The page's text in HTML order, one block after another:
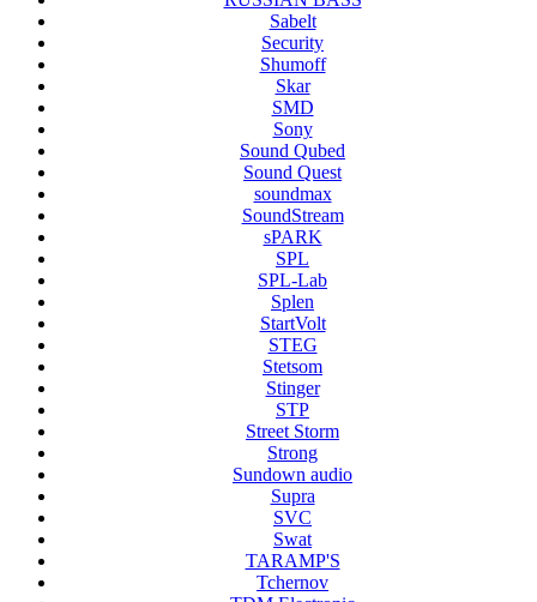
Sabelt
Security
Shumoff
Skar
SMD
Sony
Sound Qubed
Sound Quest
soundmax
SoundStream
sPARK
SPL
SPL-Lab
Splen
StartVolt
STEG
Stetsom
Stinger
STP
Street Storm
Strong
Sundown audio
Supra
SVC
Swat
TARAMP'S
Tchernov